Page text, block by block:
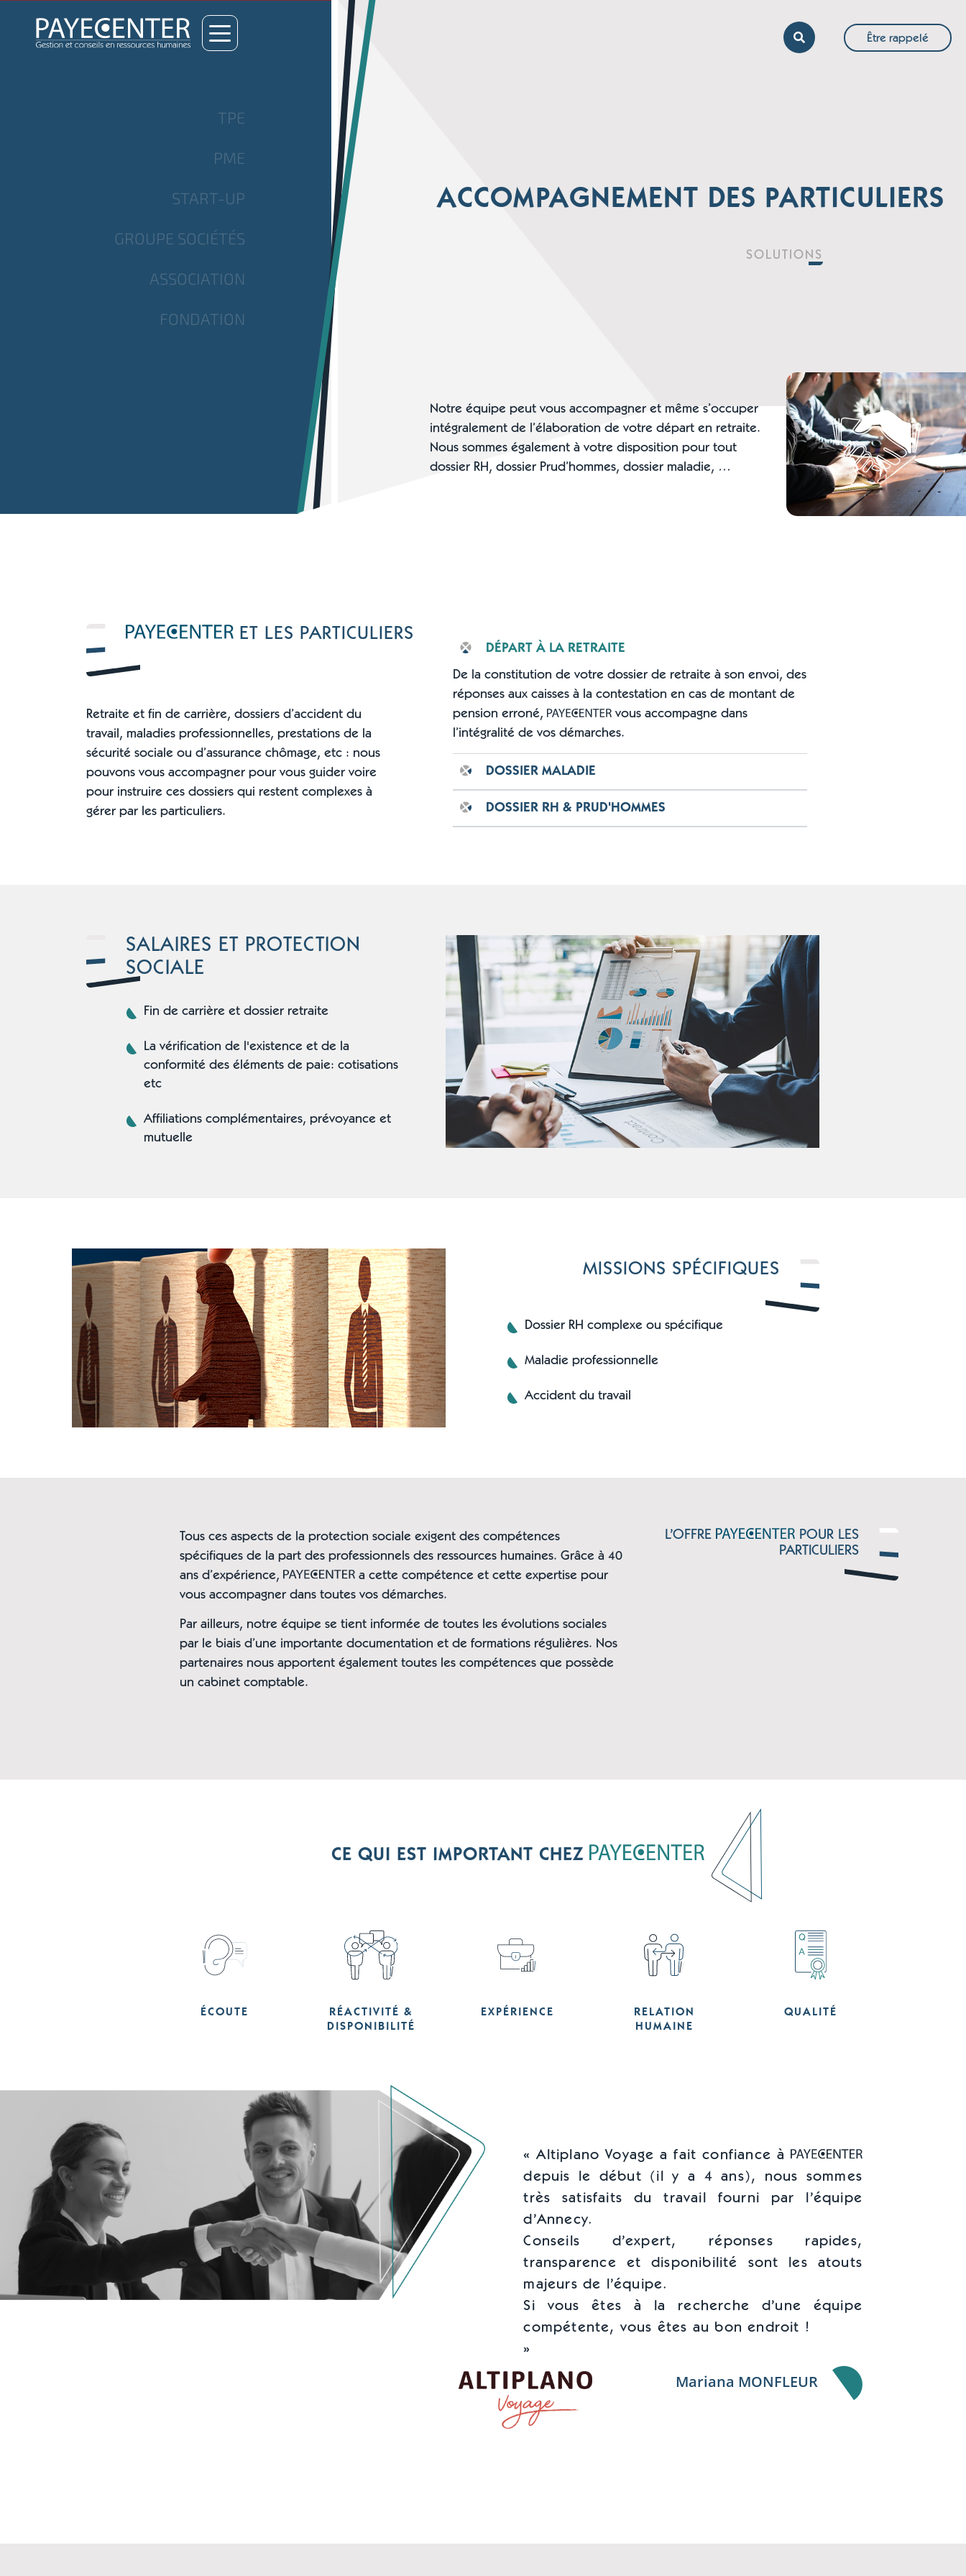
Être rappelé
TPE
PME
START-UP
GROUPE SOCIÉTÉS
ASSOCIATION
FONDATION
ACCOMPAGNEMENT DES PARTICULIERS
SOLUTIONS
Notre équipe peut vous accompagner et même s’occuper
intégralement de l’élaboration de votre départ en retraite.
Nous sommes également à votre disposition pour tout
dossier RH, dossier Prud’hommes, dossier maladie, …
ET LES PARTICULIERS
Retraite et fin de carrière, dossiers d’accident du
travail, maladies professionnelles, prestations de la
sécurité sociale ou d’assurance chômage, etc : nous
pouvons vous accompagner pour vous guider voire
pour instruire ces dossiers qui restent complexes à
gérer par les particuliers.
DÉPART À LA RETRAITE
De la constitution de votre dossier de retraite à son envoi, des
réponses aux caisses à la contestation en cas de montant de
pension erroné,
vous accompagne dans
l’intégralité de vos démarches.
DOSSIER MALADIE
De la déclaration à la contestation, soyez accompagné dans la
DOSSIER RH & PRUD'HOMMES
SALAIRES ET PROTECTION
SOCIALE
Fin de carrière et dossier retraite
La vérification de l'existence et de la
conformité des éléments de paie: cotisations
etc
Affiliations complémentaires, prévoyance et
mutuelle
MISSIONS SPÉCIFIQUES
Dossier RH complexe ou spécifique
Maladie professionnelle
Accident du travail
Tous ces aspects de la protection sociale exigent des compétences
spécifiques de la part des professionnels des ressources humaines. Grâce à 40
ans d’expérience,
a cette compétence et cette expertise pour
vous accompagner dans toutes vos démarches.
Par ailleurs, notre équipe se tient informée de toutes les évolutions sociales
par le biais d’une importante documentation et de formations régulières. Nos
partenaires nous apportent également toutes les compétences que possède
un cabinet comptable.
L’OFFRE
POUR LES
PARTICULIERS
CE QUI EST IMPORTANT CHEZ
ÉCOUTE
RÉACTIVITÉ &
DISPONIBILITÉ
EXPÉRIENCE
RELATION
HUMAINE
QUALITÉ
« Altiplano Voyage a fait confiance à
depuis le début (il y a 4 ans), nous sommes
très satisfaits du travail fourni par l’équipe
d’Annecy.
Conseils d’expert, réponses rapides,
transparence et disponibilité sont les atouts
majeurs de l’équipe.
Si vous êtes à la recherche d’une équipe
compétente, vous êtes au bon endroit !
»
Mariana MONFLEUR